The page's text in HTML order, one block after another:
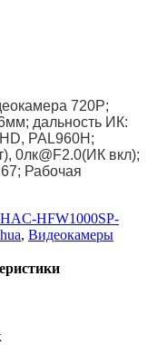
720P;
дальность ИК:
PAL960H;
0лк@F2.0(ИК вкл);
Рабочая
HFW1000SP-
, Видеокамеры